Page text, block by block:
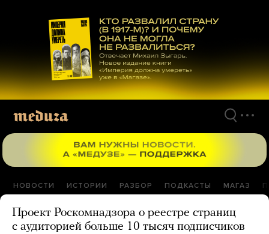
материалам
НОВОСТИ ИСТОРИИ РАЗБОР ПОДКАСТЫ МАГАЗ
Проект Роскомнадзора о реестре страниц
с аудиторией больше 10 тысяч подписчиков